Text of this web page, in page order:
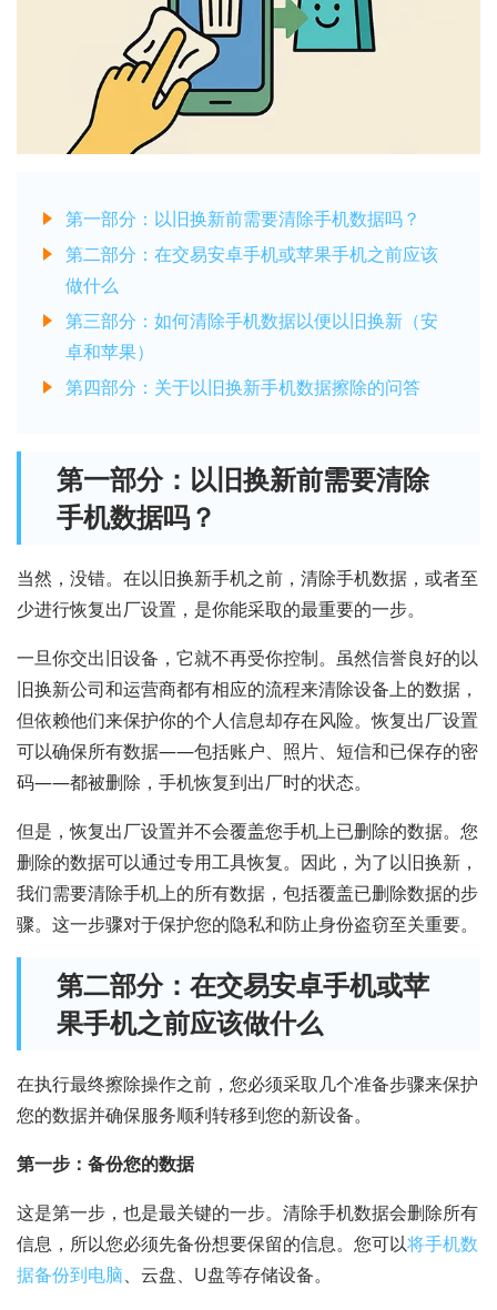
第一部分：以旧换新前需要清除手机数据吗？
第二部分：在交易安卓手机或苹果手机之前应该
做什么
第三部分：如何清除手机数据以便以旧换新（安
卓和苹果）
第四部分：关于以旧换新手机数据擦除的问答
第一部分：以旧换新前需要清除
手机数据吗？
当然，没错。在以旧换新手机之前，清除手机数据，或者至
少进行恢复出厂设置，是你能采取的最重要的一步。
一旦你交出旧设备，它就不再受你控制。虽然信誉良好的以
旧换新公司和运营商都有相应的流程来清除设备上的数据，
但依赖他们来保护你的个人信息却存在风险。恢复出厂设置
可以确保所有数据——包括账户、照片、短信和已保存的密
码——都被删除，手机恢复到出厂时的状态。
但是，恢复出厂设置并不会覆盖您手机上已删除的数据。您
删除的数据可以通过专用工具恢复。因此，为了以旧换新，
我们需要清除手机上的所有数据，包括覆盖已删除数据的步
骤。这一步骤对于保护您的隐私和防止身份盗窃至关重要。
第二部分：在交易安卓手机或苹
果手机之前应该做什么
在执行最终擦除操作之前，您必须采取几个准备步骤来保护
您的数据并确保服务顺利转移到您的新设备。
第一步：备份您的数据
这是第一步，也是最关键的一步。清除手机数据会删除所有
信息，所以您必须先备份想要保留的信息。您可以将手机数
据备份到电脑、云盘、U盘等存储设备。